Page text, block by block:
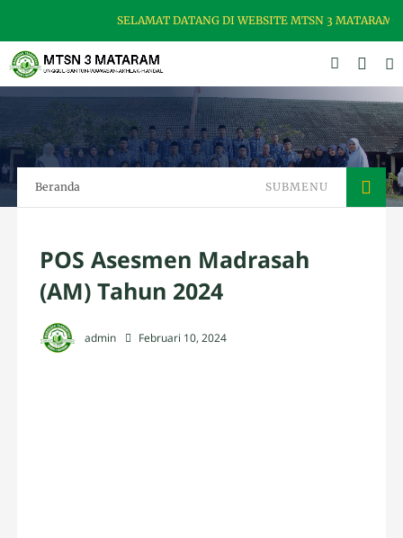
SELAMAT DATANG DI WEBSITE MTSN 3 MATARAM,
Beranda SUBMENU
POS Asesmen Madrasah
(AM) Tahun 2024
admin Februari 10, 2024